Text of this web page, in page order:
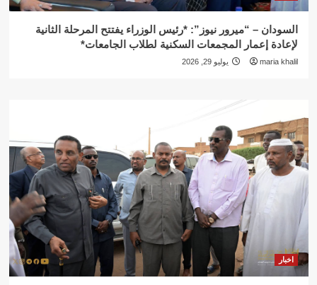
السودان – “ميرور نيوز”: *رئيس الوزراء يفتتح المرحلة الثانية
لإعادة إعمار المجمعات السكنية لطلاب الجامعات*
maria khalil يوليو 29, 2026
اخبار